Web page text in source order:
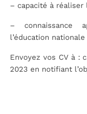
– capacité à
– connaissance
l’éducation nationale
Envoyez vos CV à :
2023 en notifiant